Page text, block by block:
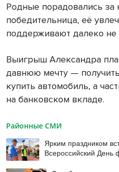
Родные порадовались за
победительница, её
поддерживают далеко не
Выигрыш Александра
давнюю мечту —
купить автомобиль, а
на банковском вкладе.
Районные СМИ
Ярким праздником
Всероссийский День